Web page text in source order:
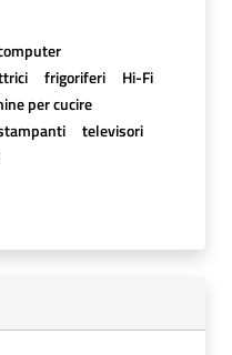
frigoriferi
Hi-Fi
per cucire
televisori